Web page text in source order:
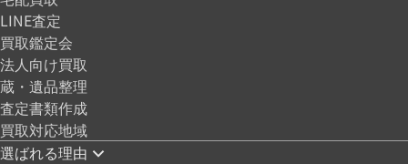
LINE査定
買取鑑定会
法人向け買取
蔵・遺品整理
査定書類作成
買取対応地域
選ばれる理由